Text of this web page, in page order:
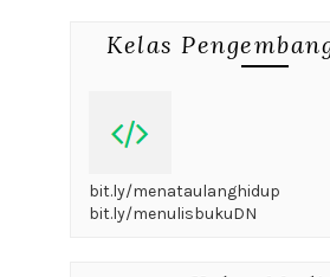
Kelas
bit.ly/menataulanghidup
bit.ly/menulisbukuDN